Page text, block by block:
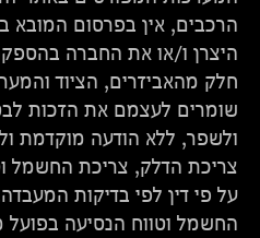
הרכבים, אין בפרסום המובא
היצרן ו/או את החברה
חלק מהאביזרים, הציוד
שומרים לעצמם את הזכות
ולשפר, ללא הודעה מוקדמת
צריכת הדלק, צריכת החשמל
על פי דין לפי בדיקות
החשמל וטווח הנסיעה בפועל